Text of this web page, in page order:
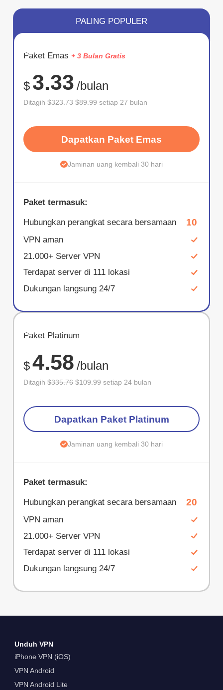
HEMAT
72%
PALING POPULER
Paket Emas + 3 Bulan Gratis
$ 3.33 /bulan
Ditagih$323.73 $89.99 setiap 27 bulan
Dapatkan Paket Emas
Jaminan uang kembali 30 hari
Paket termasuk:
Hubungkan perangkat secara bersamaan 10
VPN aman
21.000+ Server VPN
Terdapat server di 111 lokasi
Dukungan langsung 24/7
HEMAT
67%
Paket Platinum
$4.58 /bulan
Ditagih$335.76 $109.99 setiap 24 bulan
Dapatkan Paket Platinum
Jaminan uang kembali 30 hari
Paket termasuk:
Hubungkan perangkat secara bersamaan 20
VPN aman
21.000+ Server VPN
Terdapat server di 111 lokasi
Dukungan langsung 24/7
Unduh VPN
iPhone VPN (iOS)
VPN Android
VPN Android Lite